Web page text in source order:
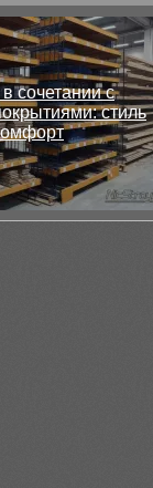
сочетании с
стиль